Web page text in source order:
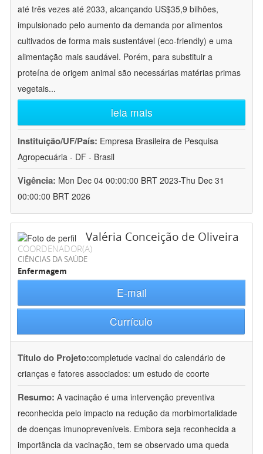
até três vezes até 2033, alcançando US$35,9 bilhões,
impulsionado pelo aumento da demanda por alimentos
cultivados de forma mais sustentável (eco-friendly) e uma
alimentação mais saudável. Porém, para substituir a
proteína de origem animal são necessárias matérias primas
vegetais...
leia mais
Instituição/UF/País: Empresa Brasileira de Pesquisa
Agropecuária - DF - Brasil
Vigência: Mon Dec 04 00:00:00 BRT 2023-Thu Dec 31
00:00:00 BRT 2026
Valéria Conceição de Oliveira
COORDENADOR(A)
CIÊNCIAS DA SAÚDE
Enfermagem
E-mail
Currículo
Título do Projeto:completude vacinal do calendário de
crianças e fatores associados: um estudo de coorte
Resumo: A vacinação é uma intervenção preventiva
reconhecida pelo impacto na redução da morbimortalidade
de doenças imunopreveníveis. Embora seja reconhecida a
importância da vacinação, tem se observado uma queda